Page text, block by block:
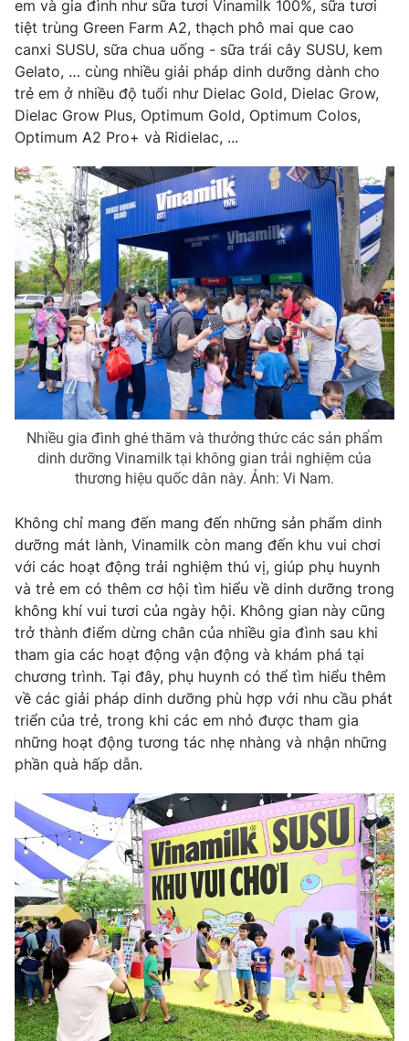
Cơ quan chủ quản:
Đài Truyền hình Việt Nam
Cơ quan báo chí: Thời báo VTV
Giấy phép hoạt động báo in và báo điện tử số 483/GP-BTTTT
cấp ngày 29/12/2023
Tổng Biên tập: Vũ Thanh Thủy
Nguyễn Trọng Ninh
Tổng đài VTV:024.38 355 931 - 024.38 355 932
Ðiện thoại Thời báo VTV:024.66 897 897
Email:toasoan@vtv.vn
Liên hệ quảng cáo:024-7300.7108
® Cấm sao chép dưới mọi hình thức nếu không có sự chấp
thuận bằng văn bản. Ghi rõ nguồn VTV.vn khi phát hành lại
thông tin từ website này.
em và gia đình như sữa tươi Vinamilk 100%, sữa tươi
tiệt trùng Green Farm A2, thạch phô mai que cao
canxi SUSU, sữa chua uống - sữa trái cây SUSU, kem
Gelato, … cùng nhiều giải pháp dinh dưỡng dành cho
trẻ em ở nhiều độ tuổi như Dielac Gold, Dielac Grow,
Dielac Grow Plus, Optimum Gold, Optimum Colos,
Optimum A2 Pro+ và Ridielac, ...
Nhiều gia đình ghé thăm và thưởng thức các sản phẩm
dinh dưỡng Vinamilk tại không gian trải nghiệm của
thương hiệu quốc dân này. Ảnh: Vi Nam.
Không chỉ mang đến mang đến những sản phẩm dinh
dưỡng mát lành, Vinamilk còn mang đến khu vui chơi
với các hoạt động trải nghiệm thú vị, giúp phụ huynh
và trẻ em có thêm cơ hội tìm hiểu về dinh dưỡng trong
không khí vui tươi của ngày hội. Không gian này cũng
trở thành điểm dừng chân của nhiều gia đình sau khi
tham gia các hoạt động vận động và khám phá tại
chương trình. Tại đây, phụ huynh có thể tìm hiểu thêm
về các giải pháp dinh dưỡng phù hợp với nhu cầu phát
triển của trẻ, trong khi các em nhỏ được tham gia
những hoạt động tương tác nhẹ nhàng và nhận những
phần quà hấp dẫn.